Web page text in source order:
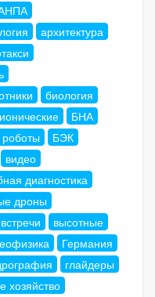
архитектура
биология
БНА
БЭК
видео
диагностика
дроны
встречи
высотные
Германия
глайдеры
хозяйство